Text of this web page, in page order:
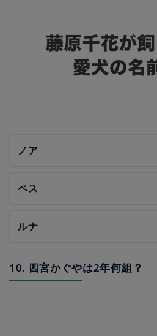
ノア
ペス
ルナ
10. 四宮かぐやは2年何組？